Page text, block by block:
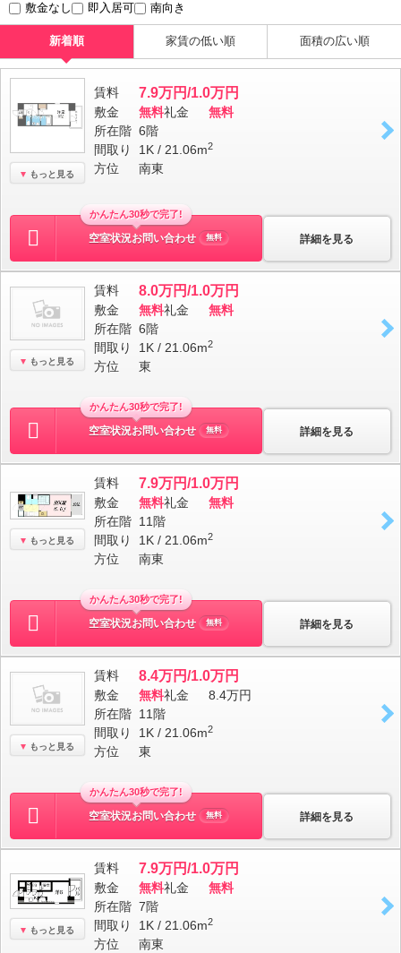
敷金なし 即入居可 南向き
新着順 家賃の低い順 面積の広い順
もっと見る
賃料 7.9万円/1.0万円
敷金 無料礼金
無料
所在階 6階
間取り
1K / 21.06m2
方位 南東
詳細を見る
かんたん30秒で完了!
空室状況お問い合わせ 無料
もっと見る
賃料 8.0万円/1.0万円
敷金 無料礼金
無料
所在階 6階
間取り
1K / 21.06m2
方位 東
詳細を見る
かんたん30秒で完了!
空室状況お問い合わせ 無料
もっと見る
賃料 7.9万円/1.0万円
敷金 無料礼金
無料
所在階 11階
間取り
1K / 21.06m2
方位 南東
詳細を見る
かんたん30秒で完了!
空室状況お問い合わせ 無料
もっと見る
賃料 8.4万円/1.0万円
敷金 無料礼金
8.4万円
所在階 11階
間取り
1K / 21.06m2
方位 東
詳細を見る
かんたん30秒で完了!
空室状況お問い合わせ 無料
もっと見る
賃料 7.9万円/1.0万円
敷金 無料礼金
無料
所在階 7階
間取り
1K / 21.06m2
方位 南東